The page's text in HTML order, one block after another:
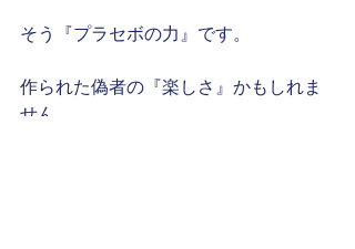
そう『プラセボの力』です。
作られた偽者の『楽しさ』かもしれま
せん。